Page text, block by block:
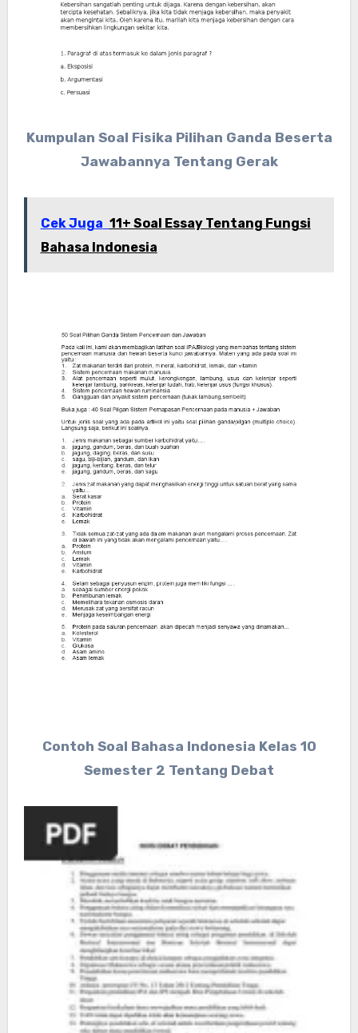
Kumpulan Soal Fisika Pilihan Ganda Beserta
Jawabannya Tentang Gerak
Cek Juga 11+ Soal Essay Tentang Fungsi
Bahasa Indonesia
Contoh Soal Bahasa Indonesia Kelas 10
Semester 2 Tentang Debat